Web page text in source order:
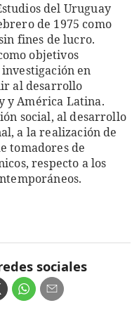
del Uruguay
de 1975 como
fines de lucro.
objetivos
en
al desarrollo
y América Latina.
social, al desarrollo
a la realización de
tomadores de
respecto a los
sociales